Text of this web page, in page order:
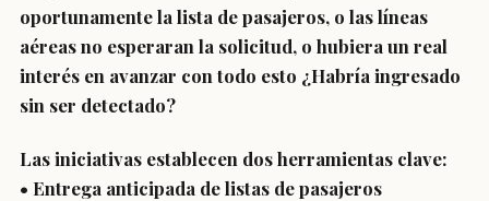
oportunamente la lista de pasajeros, o las líneas
aéreas no esperaran la solicitud, o hubiera un real
interés en avanzar con todo esto ¿Habría ingresado
sin ser detectado?
Las iniciativas establecen dos herramientas clave:
• Entrega anticipada de listas de pasajeros